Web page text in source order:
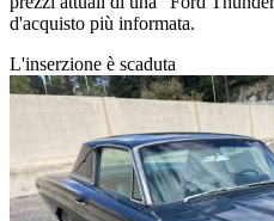
d'acquisto più informata.
L'inserzione è scaduta